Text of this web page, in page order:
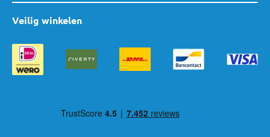
Veilig winkelen